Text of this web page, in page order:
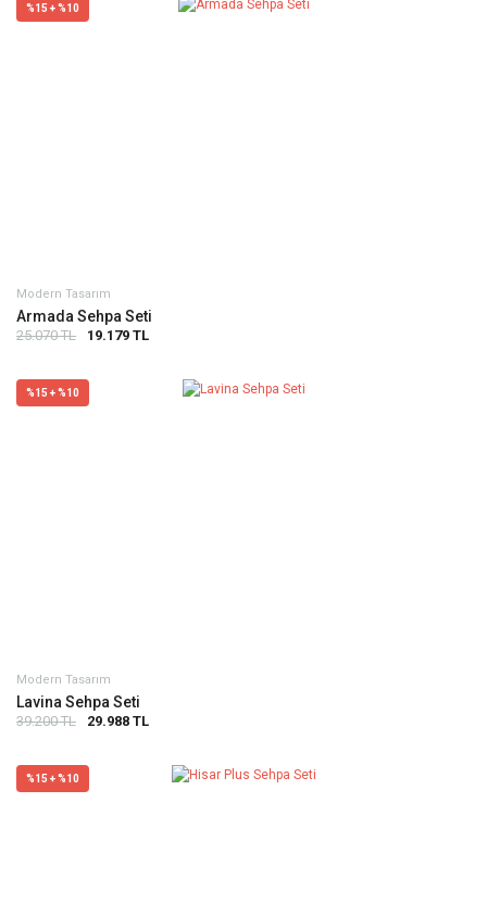
%15 + %10
Modern Tasarım
Armada Sehpa Seti
25.070 TL 19.179 TL
%15 + %10
Modern Tasarım
Lavina Sehpa Seti
39.200 TL 29.988 TL
%15 + %10